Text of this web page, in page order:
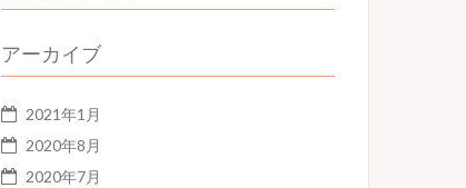
アーカイブ
2021年1月
2020年8月
2020年7月